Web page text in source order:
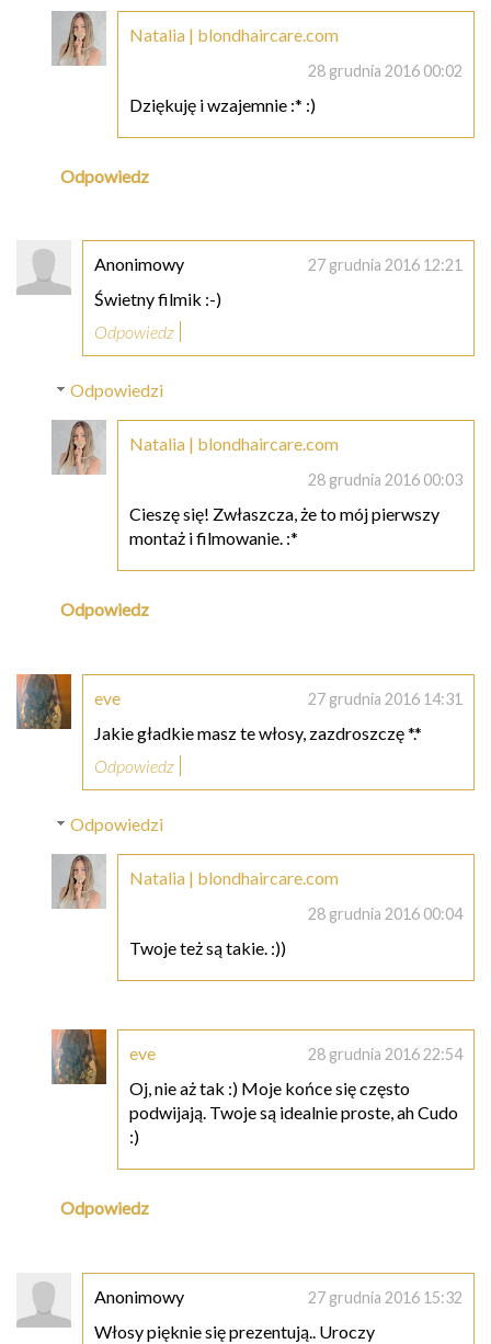
Natalia | blondhaircare.com
28 grudnia 2016 00:02
Dziękuję i wzajemnie :* :)
Odpowiedz
Anonimowy 27 grudnia 2016 12:21
Świetny filmik :-)
Odpowiedz
Odpowiedzi
Natalia | blondhaircare.com
28 grudnia 2016 00:03
Cieszę się! Zwłaszcza, że to mój pierwszy
montaż i filmowanie. :*
Odpowiedz
eve 27 grudnia 2016 14:31
Jakie gładkie masz te włosy, zazdroszczę *.*
Odpowiedz
Odpowiedzi
Natalia | blondhaircare.com
28 grudnia 2016 00:04
Twoje też są takie. :))
eve 28 grudnia 2016 22:54
Oj, nie aż tak :) Moje końce się często
podwijają. Twoje są idealnie proste, ah Cudo
:)
Odpowiedz
Anonimowy 27 grudnia 2016 15:32
Włosy pięknie się prezentują.. Uroczy